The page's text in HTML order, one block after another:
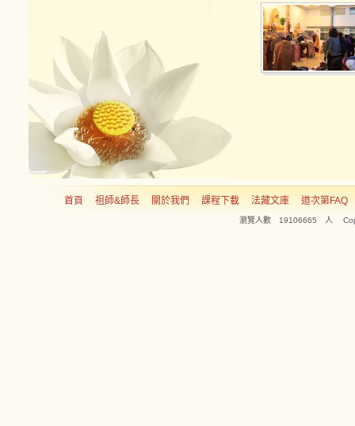
首頁 祖師&師長 關於我們 課程下載 法藏文庫 道次第FAQ
瀏覽人數 19106665 人